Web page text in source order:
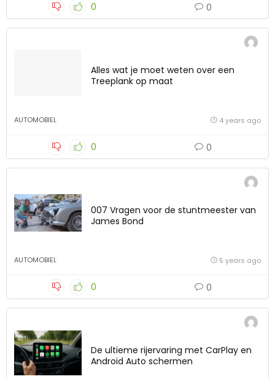
0 0
Alles wat je moet weten over een
Treeplank op maat
AUTOMOBIEL 4 years ago
0 0
007 Vragen voor de stuntmeester van
James Bond
AUTOMOBIEL 5 years ago
0 0
De ultieme rijervaring met CarPlay en
Android Auto schermen